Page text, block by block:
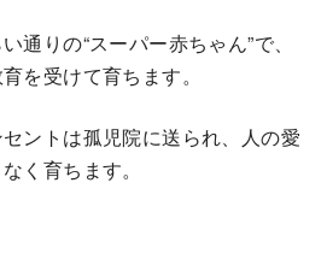
通りの“スーパー赤ちゃん”で、
を受けて育ちます。
ントは孤児院に送られ、人の愛
く育ちます。